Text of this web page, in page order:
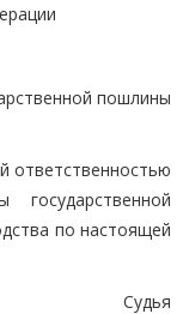
пошлины
ответственностью
по настоящей
Судья